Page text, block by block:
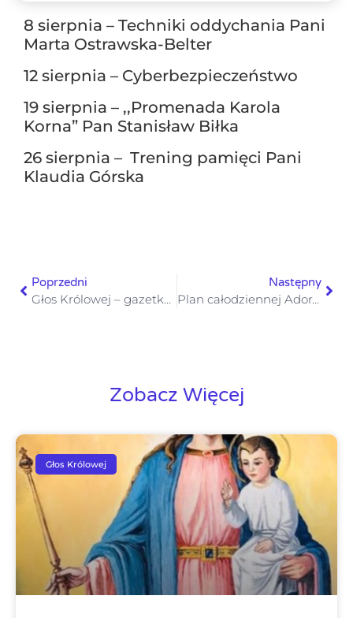
8 sierpnia – Techniki oddychania Pani
Marta Ostrawska-Belter
12 sierpnia – Cyberbezpieczeństwo
19 sierpnia – ,,Promenada Karola
Korna” Pan Stanisław Biłka
26 sierpnia – Trening pamięci Pani
Klaudia Górska
Poprzedni
Głos Królowej – gazetka numer 32 – 17 sierpnia 2025
Następny
Plan całodziennej Adoracji 23.08.2025
Zobacz Więcej
Głos Królowej